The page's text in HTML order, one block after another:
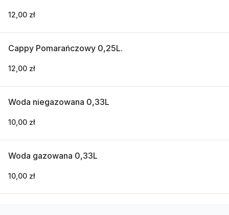
12,00 zł
Cappy Pomarańczowy 0,25L.
12,00 zł
Woda niegazowana 0,33L
10,00 zł
Woda gazowana 0,33L
10,00 zł